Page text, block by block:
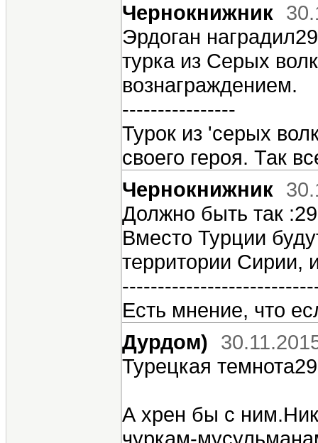
Чернокнижник
Эрдоган
турка из Серых
вознаграждением.
----------------
Турок из 'серых
своего героя. Так
Чернокнижник
Должно быть так
Вместо Турции
территории Сирии,
Есть мнение, что
Дурдом)
Турецкая
А хрен бы с